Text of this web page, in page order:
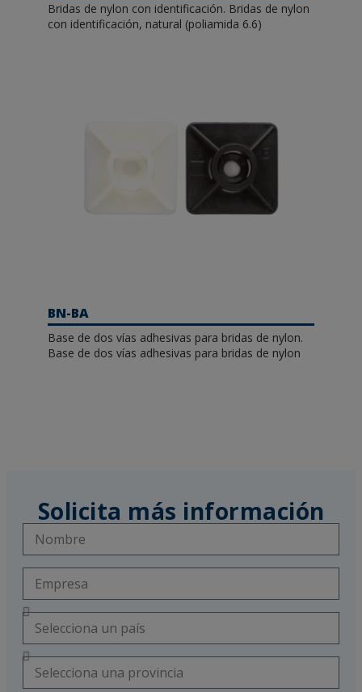
Bridas de nylon con identificación. Bridas de nylon
con identificación, natural (poliamida 6.6)
BN-BA
Base de dos vías adhesivas para bridas de nylon.
Base de dos vías adhesivas para bridas de nylon
Solicita más información